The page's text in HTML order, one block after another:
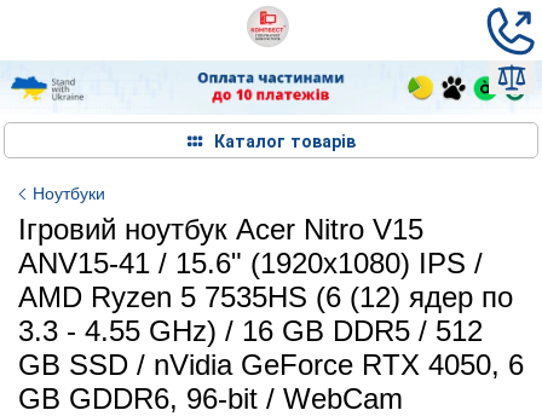
Каталог товарів
Ноутбуки
Ігровий ноутбук Acer Nitro V15
ANV15-41 / 15.6" (1920x1080) IPS /
AMD Ryzen 5 7535HS (6 (12) ядер по
3.3 - 4.55 GHz) / 16 GB DDR5 / 512
GB SSD / nVidia GeForce RTX 4050, 6
GB GDDR6, 96-bit / WebCam